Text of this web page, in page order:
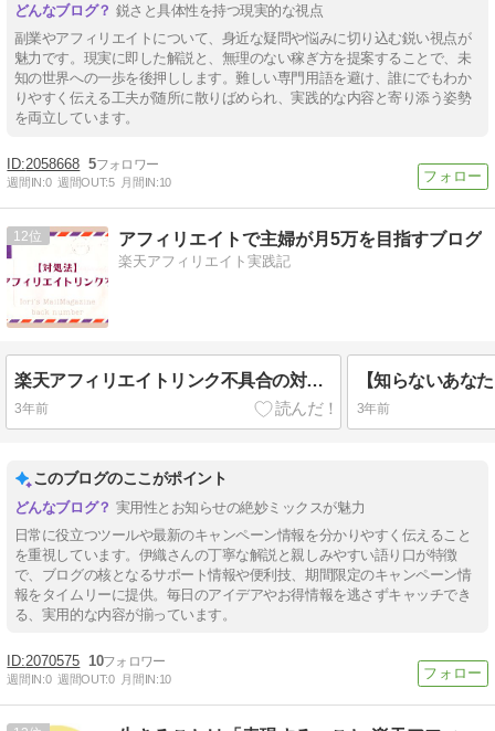
鋭さと具体性を持つ現実的な視点
副業やアフィリエイトについて、身近な疑問や悩みに切り込む鋭い視点が
魅力です。現実に即した解説と、無理のない稼ぎ方を提案することで、未
知の世界への一歩を後押しします。難しい専門用語を避け、誰にでもわか
りやすく伝える工夫が随所に散りばめられ、実践的な内容と寄り添う姿勢
を両立しています。
2058668 5
週間IN:0 週間OUT:5 月間IN:10
12 アフィリエイトで主婦が月5万を目指すブログ
楽天アフィリエイト実践記
楽天アフィリエイトリンク不具合の対処法と確認法（2023年8月4日）
3年前 3年前
このブログのここがポイント
実用性とお知らせの絶妙ミックスが魅力
日常に役立つツールや最新のキャンペーン情報を分かりやすく伝えること
を重視しています。伊織さんの丁寧な解説と親しみやすい語り口が特徴
で、ブログの核となるサポート情報や便利技、期間限定のキャンペーン情
報をタイムリーに提供。毎日のアイデアやお得情報を逃さずキャッチでき
る、実用的な内容が揃っています。
2070575 10
週間IN:0 週間OUT:0 月間IN:10